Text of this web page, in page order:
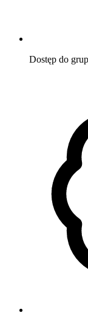
Dostęp do